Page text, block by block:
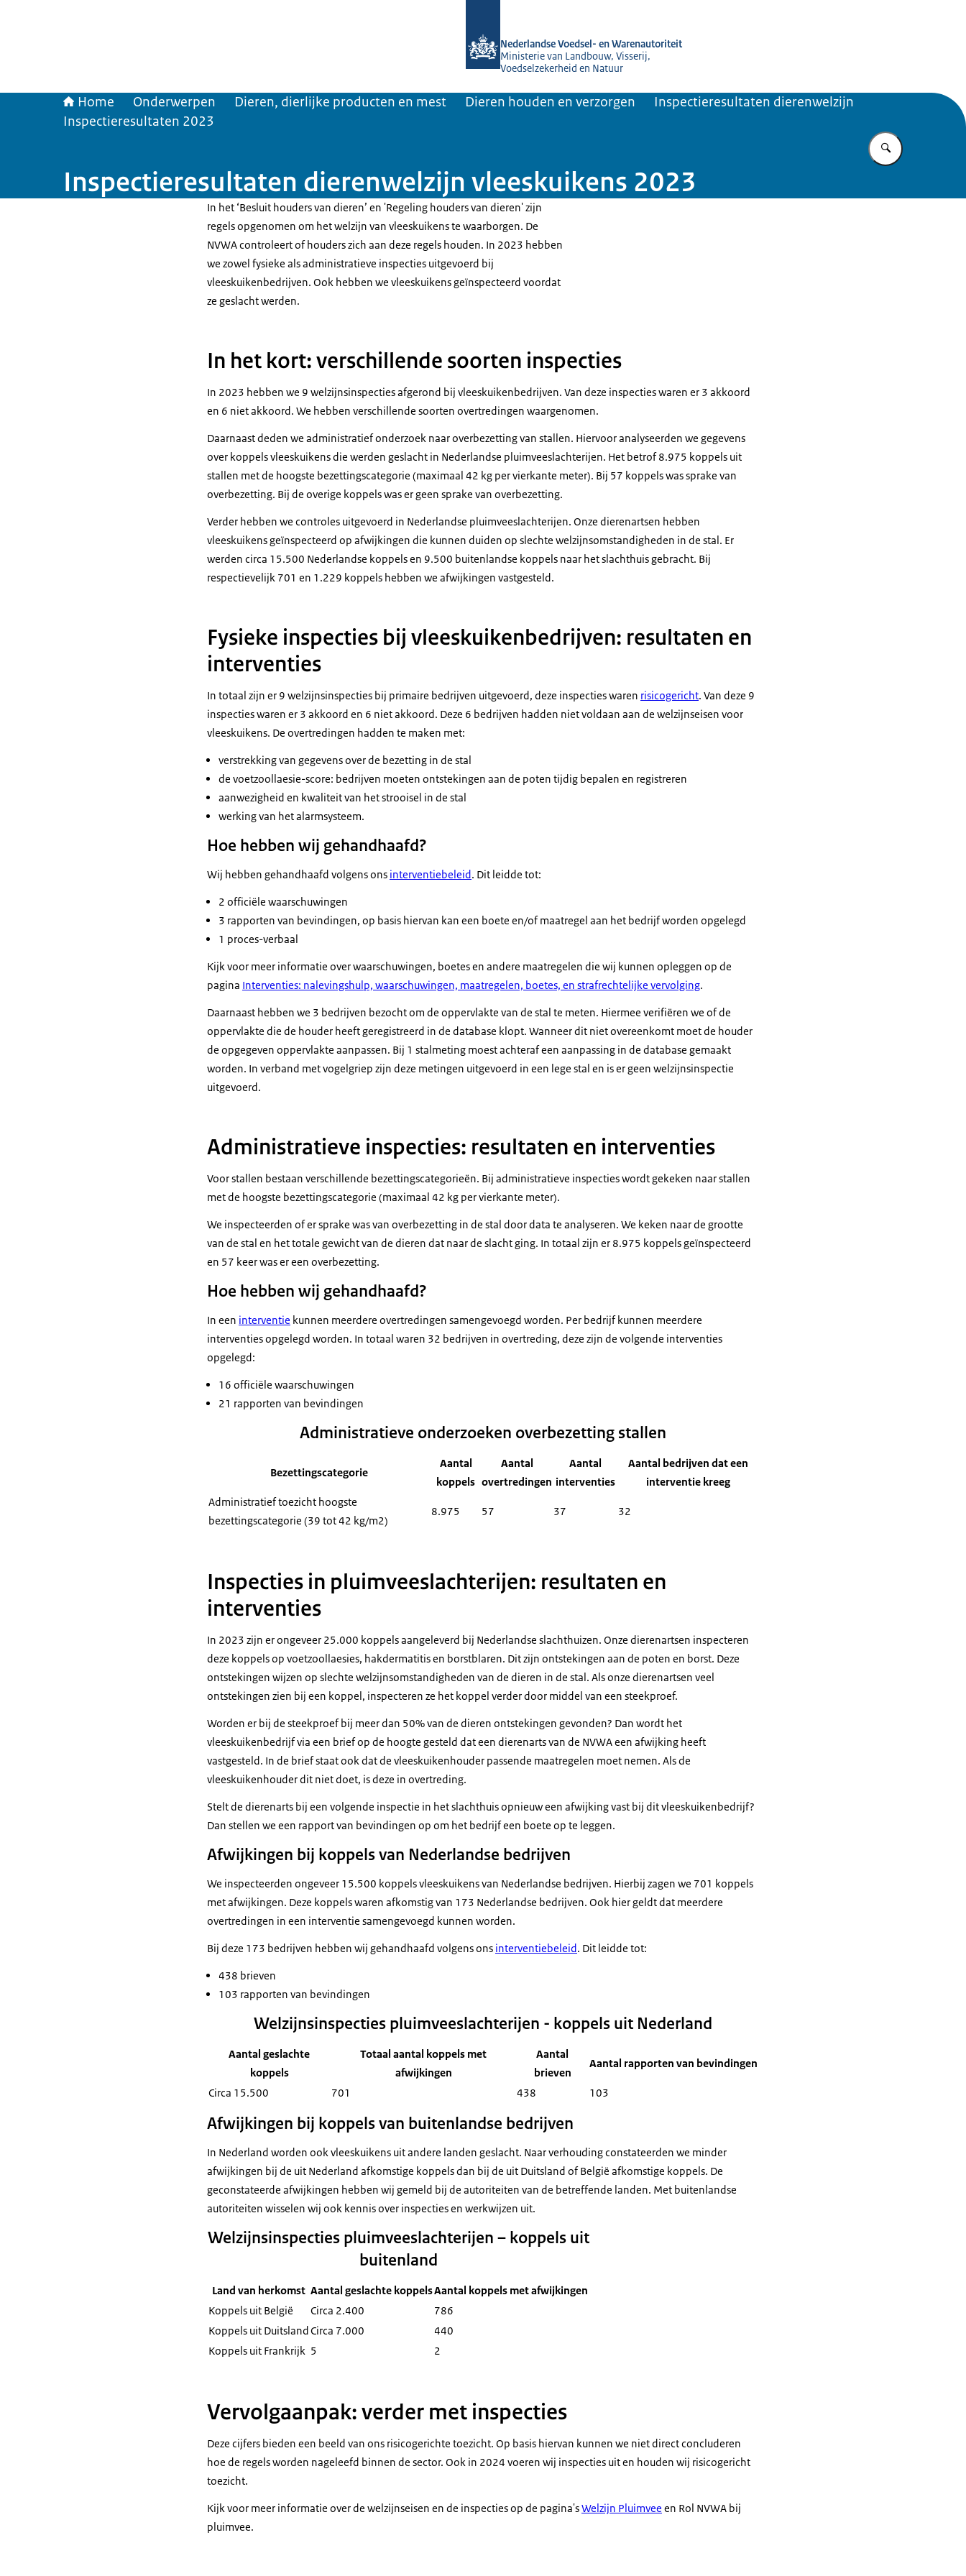
Nederlandse Voedsel- en Warenautoriteit
Ministerie van Landbouw, Visserij,
Voedselzekerheid en Natuur
Home Onderwerpen Dieren, dierlijke producten en mest Dieren houden en verzorgen
Inspectieresultaten dierenwelzijn
Inspectieresultaten 2023
Inspectieresultaten dierenwelzijn vleeskuikens 2023
In het ‘Besluit houders van dieren’ en 'Regeling houders van dieren' zijn
regels opgenomen om het welzijn van vleeskuikens te waarborgen. De
NVWA controleert of houders zich aan deze regels houden. In 2023 hebben
we zowel fysieke als administratieve inspecties uitgevoerd bij
vleeskuikenbedrijven. Ook hebben we vleeskuikens geïnspecteerd voordat
ze geslacht werden.
In het kort: verschillende soorten inspecties
In 2023 hebben we 9 welzijnsinspecties afgerond bij vleeskuikenbedrijven. Van deze inspecties waren er 3 akkoord
en 6 niet akkoord. We hebben verschillende soorten overtredingen waargenomen.
Daarnaast deden we administratief onderzoek naar overbezetting van stallen. Hiervoor analyseerden we gegevens
over koppels vleeskuikens die werden geslacht in Nederlandse pluimveeslachterijen. Het betrof 8.975 koppels uit
stallen met de hoogste bezettingscategorie (maximaal 42 kg per vierkante meter). Bij 57 koppels was sprake van
overbezetting. Bij de overige koppels was er geen sprake van overbezetting.
Verder hebben we controles uitgevoerd in Nederlandse pluimveeslachterijen. Onze dierenartsen hebben
vleeskuikens geïnspecteerd op afwijkingen die kunnen duiden op slechte welzijnsomstandigheden in de stal. Er
werden circa 15.500 Nederlandse koppels en 9.500 buitenlandse koppels naar het slachthuis gebracht. Bij
respectievelijk 701 en 1.229 koppels hebben we afwijkingen vastgesteld.
Fysieke inspecties bij vleeskuikenbedrijven: resultaten en
interventies
In totaal zijn er 9 welzijnsinspecties bij primaire bedrijven uitgevoerd, deze inspecties waren risicogericht. Van deze 9
inspecties waren er 3 akkoord en 6 niet akkoord. Deze 6 bedrijven hadden niet voldaan aan de welzijnseisen voor
vleeskuikens. De overtredingen hadden te maken met:
verstrekking van gegevens over de bezetting in de stal
de voetzoollaesie-score: bedrijven moeten ontstekingen aan de poten tijdig bepalen en registreren
aanwezigheid en kwaliteit van het strooisel in de stal
werking van het alarmsysteem.
Hoe hebben wij gehandhaafd?
Wij hebben gehandhaafd volgens ons interventiebeleid. Dit leidde tot:
2 officiële waarschuwingen
3 rapporten van bevindingen, op basis hiervan kan een boete en/of maatregel aan het bedrijf worden opgelegd
1 proces-verbaal
Kijk voor meer informatie over waarschuwingen, boetes en andere maatregelen die wij kunnen opleggen op de
pagina Interventies: nalevingshulp, waarschuwingen, maatregelen, boetes, en strafrechtelijke vervolging.
Daarnaast hebben we 3 bedrijven bezocht om de oppervlakte van de stal te meten. Hiermee verifiëren we of de
oppervlakte die de houder heeft geregistreerd in de database klopt. Wanneer dit niet overeenkomt moet de houder
de opgegeven oppervlakte aanpassen. Bij 1 stalmeting moest achteraf een aanpassing in de database gemaakt
worden. In verband met vogelgriep zijn deze metingen uitgevoerd in een lege stal en is er geen welzijnsinspectie
uitgevoerd.
Administratieve inspecties: resultaten en interventies
Voor stallen bestaan verschillende bezettingscategorieën. Bij administratieve inspecties wordt gekeken naar stallen
met de hoogste bezettingscategorie (maximaal 42 kg per vierkante meter).
We inspecteerden of er sprake was van overbezetting in de stal door data te analyseren. We keken naar de grootte
van de stal en het totale gewicht van de dieren dat naar de slacht ging. In totaal zijn er 8.975 koppels geïnspecteerd
en 57 keer was er een overbezetting.
Hoe hebben wij gehandhaafd?
In een interventie kunnen meerdere overtredingen samengevoegd worden. Per bedrijf kunnen meerdere
interventies opgelegd worden. In totaal waren 32 bedrijven in overtreding, deze zijn de volgende interventies
opgelegd:
16 officiële waarschuwingen
21 rapporten van bevindingen
Administratieve onderzoeken overbezetting stallen
Bezettingscategorie
Aantal
koppels
Aantal
overtredingen
Aantal
interventies
Aantal bedrijven dat een
interventie kreeg
Administratief toezicht hoogste
bezettingscategorie (39 tot 42 kg/m2)
8.975 57 37 32
Inspecties in pluimveeslachterijen: resultaten en
interventies
In 2023 zijn er ongeveer 25.000 koppels aangeleverd bij Nederlandse slachthuizen. Onze dierenartsen inspecteren
deze koppels op voetzoollaesies, hakdermatitis en borstblaren. Dit zijn ontstekingen aan de poten en borst. Deze
ontstekingen wijzen op slechte welzijnsomstandigheden van de dieren in de stal. Als onze dierenartsen veel
ontstekingen zien bij een koppel, inspecteren ze het koppel verder door middel van een steekproef.
Worden er bij de steekproef bij meer dan 50% van de dieren ontstekingen gevonden? Dan wordt het
vleeskuikenbedrijf via een brief op de hoogte gesteld dat een dierenarts van de NVWA een afwijking heeft
vastgesteld. In de brief staat ook dat de vleeskuikenhouder passende maatregelen moet nemen. Als de
vleeskuikenhouder dit niet doet, is deze in overtreding.
Stelt de dierenarts bij een volgende inspectie in het slachthuis opnieuw een afwijking vast bij dit vleeskuikenbedrijf?
Dan stellen we een rapport van bevindingen op om het bedrijf een boete op te leggen.
Afwijkingen bij koppels van Nederlandse bedrijven
We inspecteerden ongeveer 15.500 koppels vleeskuikens van Nederlandse bedrijven. Hierbij zagen we 701 koppels
met afwijkingen. Deze koppels waren afkomstig van 173 Nederlandse bedrijven. Ook hier geldt dat meerdere
overtredingen in een interventie samengevoegd kunnen worden.
Bij deze 173 bedrijven hebben wij gehandhaafd volgens ons interventiebeleid. Dit leidde tot:
438 brieven
103 rapporten van bevindingen
Welzijnsinspecties pluimveeslachterijen - koppels uit Nederland
Aantal geslachte
koppels
Totaal aantal koppels met
afwijkingen
Aantal
brieven
Aantal rapporten van bevindingen
Circa 15.500 701 438 103
Afwijkingen bij koppels van buitenlandse bedrijven
In Nederland worden ook vleeskuikens uit andere landen geslacht. Naar verhouding constateerden we minder
afwijkingen bij de uit Nederland afkomstige koppels dan bij de uit Duitsland of België afkomstige koppels. De
geconstateerde afwijkingen hebben wij gemeld bij de autoriteiten van de betreffende landen. Met buitenlandse
autoriteiten wisselen wij ook kennis over inspecties en werkwijzen uit.
Welzijnsinspecties pluimveeslachterijen – koppels uit
buitenland
Land van herkomst Aantal geslachte koppelsAantal koppels met afwijkingen
Koppels uit België
Circa 2.400
786
Koppels uit DuitslandCirca 7.000
440
Koppels uit Frankrijk 5 2
Vervolgaanpak: verder met inspecties
Deze cijfers bieden een beeld van ons risicogerichte toezicht. Op basis hiervan kunnen we niet direct concluderen
hoe de regels worden nageleefd binnen de sector. Ook in 2024 voeren wij inspecties uit en houden wij risicogericht
toezicht.
Kijk voor meer informatie over de welzijnseisen en de inspecties op de pagina'sWelzijn Pluimvee en Rol NVWA bij
pluimvee.